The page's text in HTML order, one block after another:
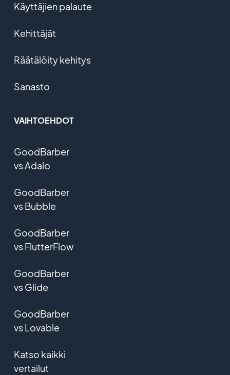
Käyttäjien palaute
Kehittäjät
Räätälöity kehitys
Sanasto
VAIHTOEHDOT
GoodBarber
vs Adalo
GoodBarber
vs Bubble
GoodBarber
vs FlutterFlow
GoodBarber
vs Glide
GoodBarber
vs Lovable
Katso kaikki
vertailut